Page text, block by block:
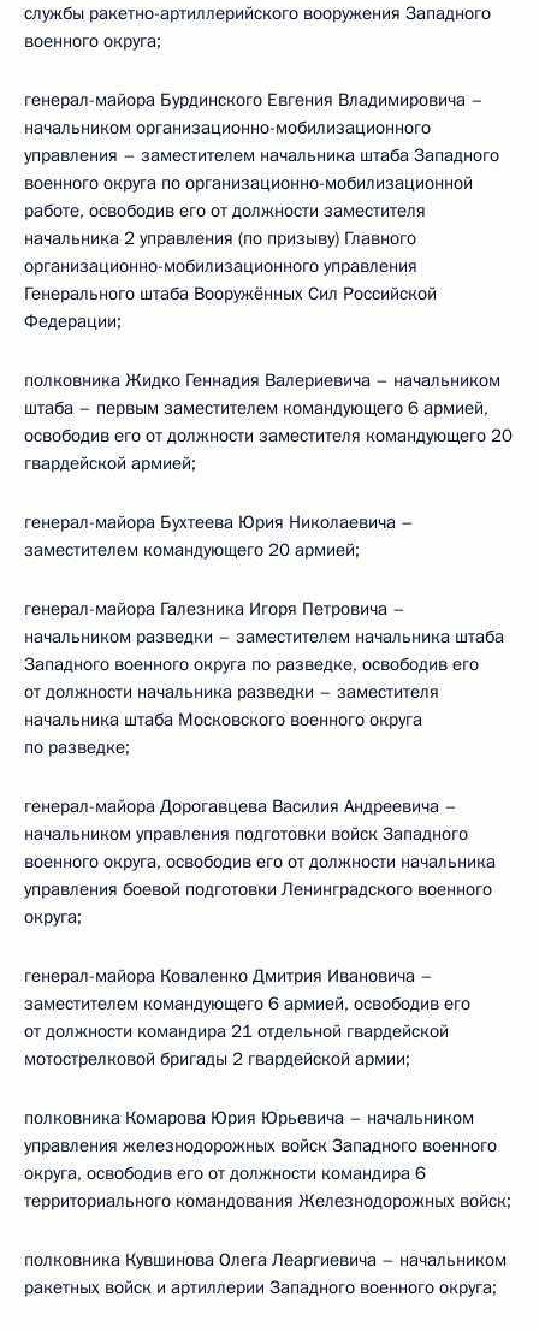
службы ракетно-артиллерийского вооружения Западного
военного округа;
генерал-майора Бурдинского Евгения Владимировича –
начальником организационно-мобилизационного
управления – заместителем начальника штаба Западного
военного округа по организационно-мобилизационной
работе, освободив его от должности заместителя
начальника 2 управления (по призыву) Главного
организационно-мобилизационного управления
Генерального штаба Вооружённых Сил Российской
Федерации;
полковника Жидко Геннадия Валериевича – начальником
штаба – первым заместителем командующего 6 армией,
освободив его от должности заместителя командующего 20
гвардейской армией;
генерал-майора Бухтеева Юрия Николаевича –
заместителем командующего 20 армией;
генерал-майора Галезника Игоря Петровича –
начальником разведки – заместителем начальника штаба
Западного военного округа по разведке, освободив его
от должности начальника разведки – заместителя
начальника штаба Московского военного округа
по разведке;
генерал-майора Дорогавцева Василия Андреевича –
начальником управления подготовки войск Западного
военного округа, освободив его от должности начальника
управления боевой подготовки Ленинградского военного
округа;
генерал-майора Коваленко Дмитрия Ивановича –
заместителем командующего 6 армией, освободив его
от должности командира 21 отдельной гвардейской
мотострелковой бригады 2 гвардейской армии;
полковника Комарова Юрия Юрьевича – начальником
управления железнодорожных войск Западного военного
округа, освободив его от должности командира 6
территориального командования Железнодорожных войск;
полковника Кувшинова Олега Леаргиевича – начальником
ракетных войск и артиллерии Западного военного округа;